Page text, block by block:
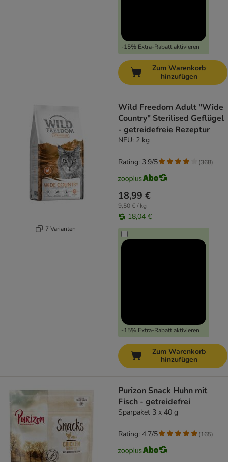
-15% Extra-Rabatt aktivieren
Zum Warenkorb
hinzufügen
7 Varianten
Wild Freedom Adult "Wide
Country" Sterilised Geflügel
- getreidefreie Rezeptur
NEU: 2 kg
18,99 €
9,50 € / kg
18,04 €
-15% Extra-Rabatt aktivieren
Rating: 3.9/5 (368)
Zum Warenkorb
hinzufügen
Purizon Snack Huhn mit
Fisch - getreidefrei
Sparpaket 3 x 40 g
Rating: 4.7/5 (165)